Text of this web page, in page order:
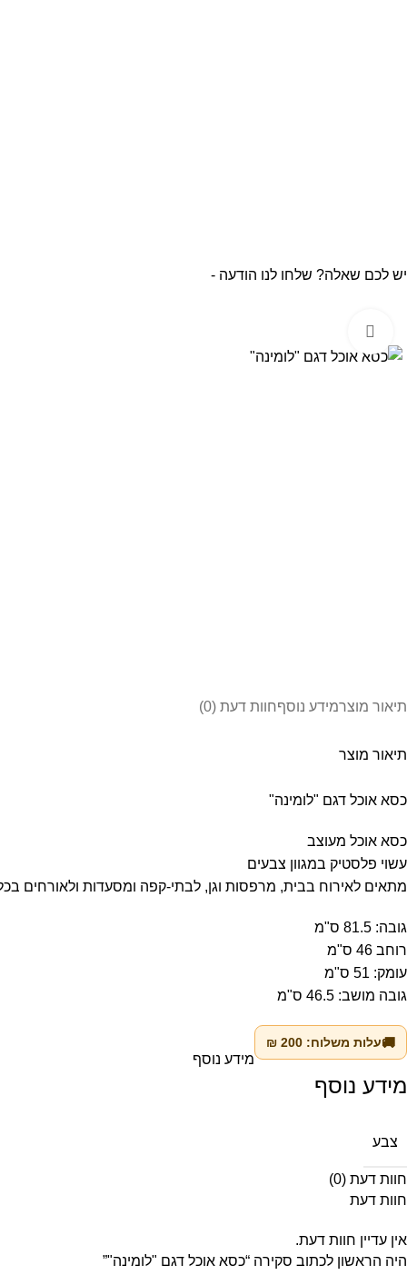
יש לכם שאלה? שלחו לנו הודעה -
תיאור מוצרמידע נוסףחוות דעת (0)
תיאור מוצר
כסא אוכל דגם "לומינה"
כסא אוכל מעוצב
עשוי פלסטיק במגוון צבעים
מתאים לאירוח בבית, מרפסות וגן, לבתי-קפה ומסעדות ולאורחים
גובה: 81.5 ס"מ
רוחב 46 ס"מ
עומק: 51 ס"מ
גובה מושב: 46.5 ס"מ
🚚עלות משלוח: 200
₪
מידע נוסף
מידע נוסף
צבע
חוות דעת (0)
חוות דעת
אין עדיין חוות דעת.
היה הראשון לכתוב סקירה “כסא אוכל דגם "לומינה"”